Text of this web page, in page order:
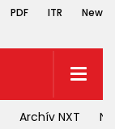
PDF ITR
Archív NXT